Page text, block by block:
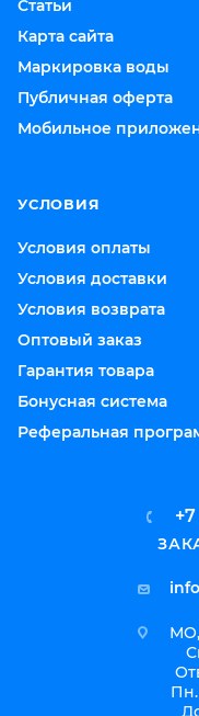
Статьи
Карта сайта
Маркировка воды
Публичная оферта
Мобильное
УСЛОВИЯ
Условия оплаты
Условия доставки
Условия возврата
Оптовый заказ
Гарантия товара
Бонусная система
Реферальная
МО,
Пн.